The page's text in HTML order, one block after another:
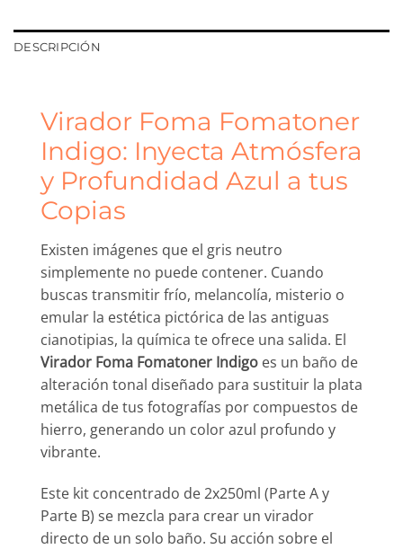
DESCRIPCIÓN
Virador Foma Fomatoner
Indigo: Inyecta Atmósfera
y Profundidad Azul a tus
Copias
Existen imágenes que el gris neutro
simplemente no puede contener. Cuando
buscas transmitir frío, melancolía, misterio o
emular la estética pictórica de las antiguas
cianotipias, la química te ofrece una salida. El
Virador Foma Fomatoner Indigo es un baño de
alteración tonal diseñado para sustituir la plata
metálica de tus fotografías por compuestos de
hierro, generando un color azul profundo y
vibrante.
Este kit concentrado de 2x250ml (Parte A y
Parte B) se mezcla para crear un virador
directo de un solo baño. Su acción sobre el